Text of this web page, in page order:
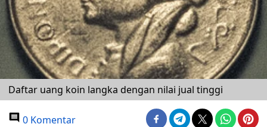
Daftar uang koin langka dengan nilai jual tinggi
0 Komentar